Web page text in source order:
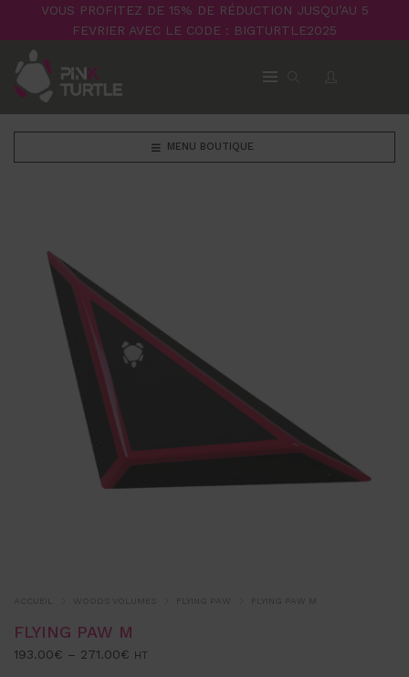
VOUS PROFITEZ DE 15% DE RÉDUCTION JUSQU’AU 5
FEVRIER AVEC LE CODE : BIGTURTLE2025
MENU BOUTIQUE
FLYING PAW FLYING PAW M
FLYING PAW M
193.00€ – 271.00€ HT